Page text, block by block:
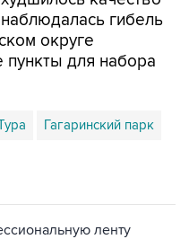
гибель
округе
для набора
Гагаринский парк
ленту